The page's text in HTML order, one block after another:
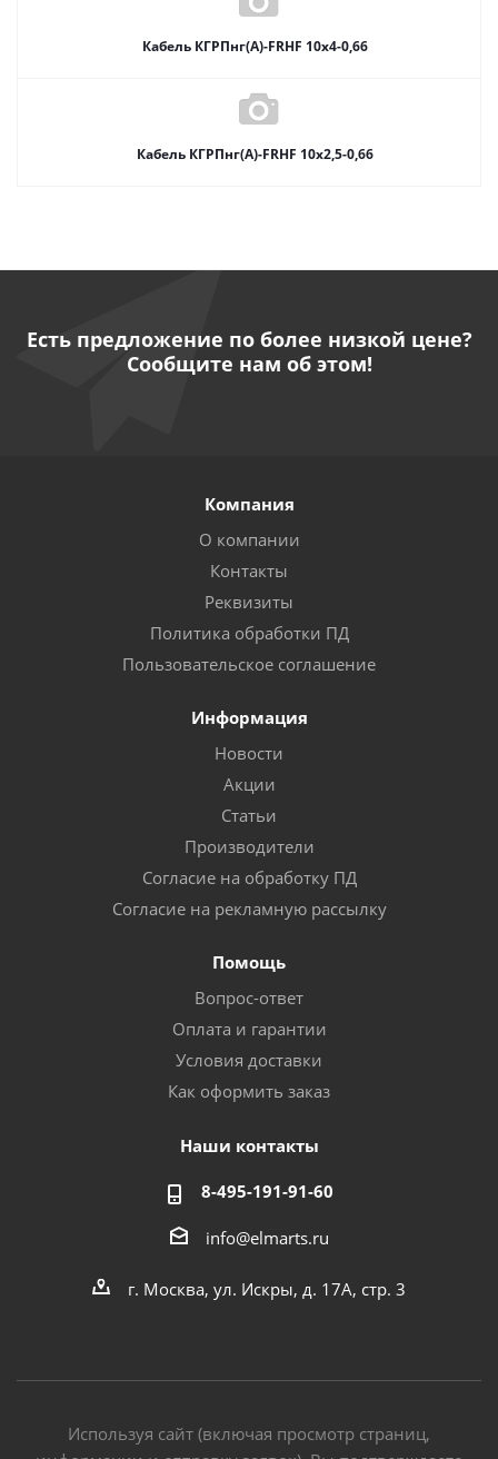
Кабель КГРПнг(А)-FRHF 10х4-0,66
Кабель КГРПнг(А)-FRHF 10х2,5-0,66
Есть предложение по более низкой цене?
Сообщите нам об этом!
Компания
О компании
Контакты
Реквизиты
Политика обработки ПД
Пользовательское соглашение
Информация
Новости
Акции
Статьи
Производители
Согласие на обработку ПД
Согласие на рекламную рассылку
Помощь
Вопрос-ответ
Оплата и гарантии
Условия доставки
Как оформить заказ
Наши контакты
8-495-191-91-60
info@elmarts.ru
г. Москва, ул. Искры, д. 17А, стр. 3
Используя сайт (включая просмотр страниц,